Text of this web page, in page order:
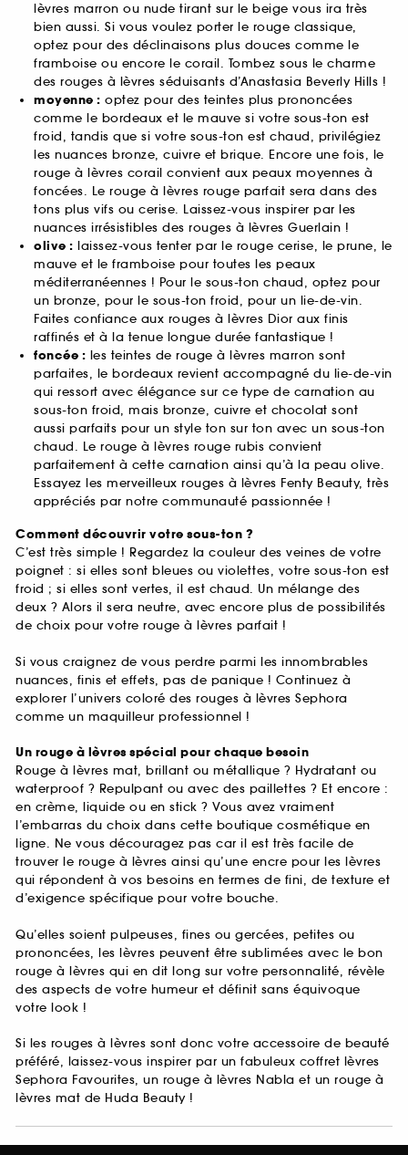
lèvres marron ou nude tirant sur le beige vous ira très
bien aussi. Si vous voulez porter le rouge classique,
optez pour des déclinaisons plus douces comme le
framboise ou encore le corail. Tombez sous le charme
des rouges à lèvres séduisants d’Anastasia Beverly Hills !
moyenne : optez pour des teintes plus prononcées
comme le bordeaux et le mauve si votre sous-ton est
froid, tandis que si votre sous-ton est chaud, privilégiez
les nuances bronze, cuivre et brique. Encore une fois, le
rouge à lèvres corail convient aux peaux moyennes à
foncées. Le rouge à lèvres rouge parfait sera dans des
tons plus vifs ou cerise. Laissez-vous inspirer par les
nuances irrésistibles des rouges à lèvres Guerlain !
olive : laissez-vous tenter par le rouge cerise, le prune, le
mauve et le framboise pour toutes les peaux
méditerranéennes ! Pour le sous-ton chaud, optez pour
un bronze, pour le sous-ton froid, pour un lie-de-vin.
Faites confiance aux rouges à lèvres Dior aux finis
raffinés et à la tenue longue durée fantastique !
foncée : les teintes de rouge à lèvres marron sont
parfaites, le bordeaux revient accompagné du lie-de-vin
qui ressort avec élégance sur ce type de carnation au
sous-ton froid, mais bronze, cuivre et chocolat sont
aussi parfaits pour un style ton sur ton avec un sous-ton
chaud. Le rouge à lèvres rouge rubis convient
parfaitement à cette carnation ainsi qu’à la peau olive.
Essayez les merveilleux rouges à lèvres Fenty Beauty, très
appréciés par notre communauté passionnée !
Comment découvrir votre sous-ton ?
C’est très simple ! Regardez la couleur des veines de votre
poignet : si elles sont bleues ou violettes, votre sous-ton est
froid ; si elles sont vertes, il est chaud. Un mélange des
deux ? Alors il sera neutre, avec encore plus de possibilités
de choix pour votre rouge à lèvres parfait !
Si vous craignez de vous perdre parmi les innombrables
nuances, finis et effets, pas de panique ! Continuez à
explorer l’univers coloré des rouges à lèvres Sephora
comme un maquilleur professionnel !
Un rouge à lèvres spécial pour chaque besoin
Rouge à lèvres mat, brillant ou métallique ? Hydratant ou
waterproof ? Repulpant ou avec des paillettes ? Et encore :
en crème, liquide ou en stick ? Vous avez vraiment
l’embarras du choix dans cette boutique cosmétique en
ligne. Ne vous découragez pas car il est très facile de
trouver le rouge à lèvres ainsi qu’une encre pour les lèvres
qui répondent à vos besoins en termes de fini, de texture et
d’exigence spécifique pour votre bouche.
Qu’elles soient pulpeuses, fines ou gercées, petites ou
prononcées, les lèvres peuvent être sublimées avec le bon
rouge à lèvres qui en dit long sur votre personnalité, révèle
des aspects de votre humeur et définit sans équivoque
votre look !
Si les rouges à lèvres sont donc votre accessoire de beauté
préféré, laissez-vous inspirer par un fabuleux coffret lèvres
Sephora Favourites, un rouge à lèvres Nabla et un rouge à
lèvres mat de Huda Beauty !